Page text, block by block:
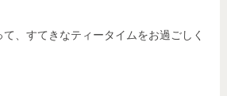
、すてきなティータイムをお過ごしく